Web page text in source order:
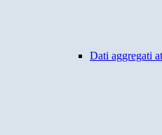
Dati aggregati